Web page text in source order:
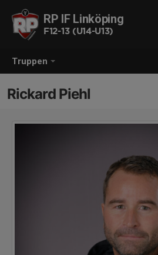
Truppen
RP IF Linköping
F12-13 (U14-U13)
Rickard Piehl